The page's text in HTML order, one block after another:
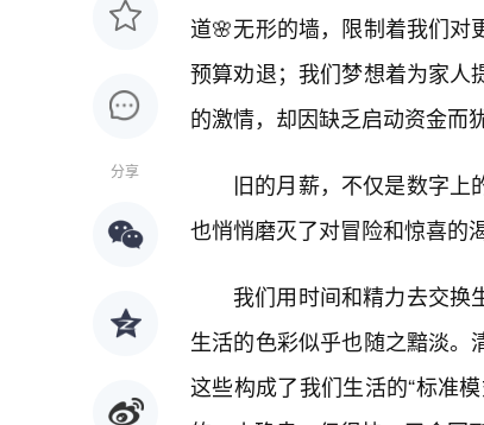
分享
道🌸无形的墙，限制着我们对
预算劝退；我们梦想着为家人
的激情，却因缺乏启动资金而
旧的月薪，不仅是数字上
也悄悄磨灭了对冒险和惊喜的
我们用时间和精力去交换
生活的色彩似乎也随之黯淡。
这些构成了我们生活的“标准